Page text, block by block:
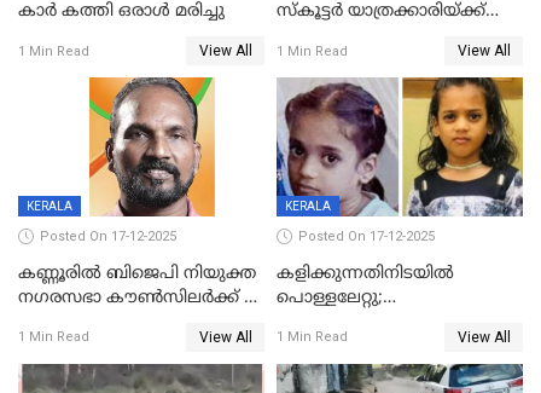
കാർ കത്തി ഒരാൾ മരിച്ചു
1 Min Read View All
സ്കൂട്ടർ യാത്രക്കാരിയ്ക്ക്
കണ്ടോത്ത് ദേശീയ പാതയിൽ
1 Min Read View All
KERALA
Posted On 17-12-2025
കണ്ണൂരിൽ ബിജെപി നിയുക്ത
നഗരസഭാ കൗൺസിലർക്ക് 36
1 Min Read View All
KERALA
Posted On 17-12-2025
കളിക്കുന്നതിനിടയിൽ
പൊള്ളലേറ്റു;
ക്ലാസ് വിദ്യാർത്ഥിനി മരിച്ചു
1 Min Read View All